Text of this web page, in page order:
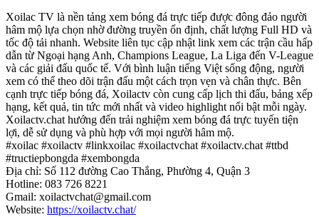
Xoilac TV là nền tảng xem bóng đá trực tiếp được đông đảo người
hâm mộ lựa chọn nhờ đường truyền ổn định, chất lượng Full HD và
tốc độ tải nhanh. Website liên tục cập nhật link xem các trận cầu hấp
dẫn từ Ngoại hạng Anh, Champions League, La Liga đến V-League
và các giải đấu quốc tế. Với bình luận tiếng Việt sống động, người
xem có thể theo dõi trận đấu một cách trọn vẹn và chân thực. Bên
cạnh trực tiếp bóng đá, Xoilactv còn cung cấp lịch thi đấu, bảng xếp
hạng, kết quả, tin tức mới nhất và video highlight nổi bật mỗi ngày.
Xoilactv.chat hướng đến trải nghiệm xem bóng đá trực tuyến tiện
lợi, dễ sử dụng và phù hợp với mọi người hâm mộ.
#xoilac #xoilactv #linkxoilac #xoilactvchat #xoilactv.chat #ttbd
#tructiepbongda #xembongda
Địa chỉ: Số 112 đường Cao Thắng, Phường 4, Quận 3
Hotline: 083 726 8221
Gmail: xoilactvchat@gmail.com
Website: https://xoilactv.chat/